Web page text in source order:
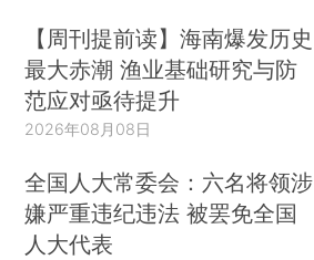
【周刊提前读】海南爆发历史
最大赤潮 渔业基础研究与防
范应对亟待提升
2026年08月08日
全国人大常委会：六名将领涉
嫌严重违纪违法 被罢免全国
人大代表